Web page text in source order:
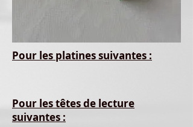
Pour les platines suivantes :
Pour les têtes de lecture
suivantes :